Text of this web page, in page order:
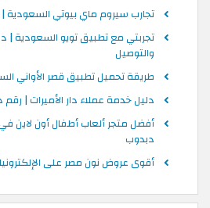
تجارب سيروم ماي بيوتي السعودية
تجربتي مع تطبيق تويو السعودية
والتوصيل
طريقة تحميل تطبيق قصر الأواني
دليل خدمة عملاء دار الأميرات | رقم
أفضل متجر ألعاب أطفال أون لاين
دبدوب
أقوى عروض نون مصر على